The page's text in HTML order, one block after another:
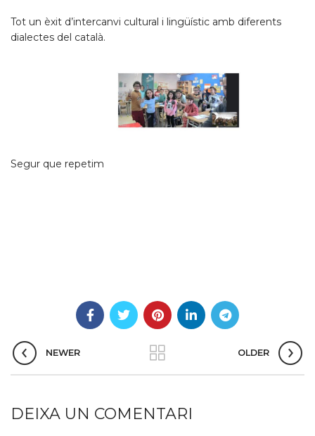
Tot un èxit d’intercanvi cultural i lingüístic amb diferents
dialectes del català.
Segur que repetim
NEWER OLDER
DEIXA UN COMENTARI